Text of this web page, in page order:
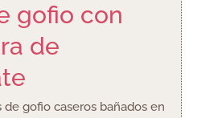
gofio con
de
de gofio caseros bañados en